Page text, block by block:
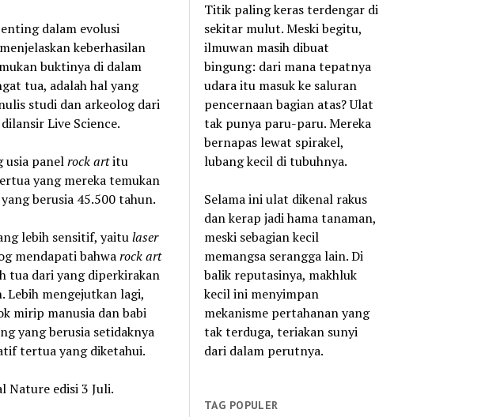
dalam evolusi
keberhasilan
buktinya di dalam
tua, adalah hal yang
studi dan arkeolog dari
Live Science.
usia panelrock artitu
yang mereka temukan
berusia 45.500 tahun.
lebih sensitif, yaitulaser
mendapati bahwarock art
tua dari yang diperkirakan
Lebih mengejutkan lagi,
mirip manusia dan babi
yang berusia setidaknya
tertua yang diketahui.
Nature edisi 3 Juli.
Titik paling keras terdengar di
sekitar mulut. Meski begitu,
ilmuwan masih dibuat
bingung: dari mana tepatnya
udara itu masuk ke saluran
pencernaan bagian atas? Ulat
tak punya paru-paru. Mereka
bernapas lewat spirakel,
lubang kecil di tubuhnya.
Selama ini ulat dikenal rakus
dan kerap jadi hama tanaman,
meski sebagian kecil
memangsa serangga lain. Di
balik reputasinya, makhluk
kecil ini menyimpan
mekanisme pertahanan yang
tak terduga, teriakan sunyi
dari dalam perutnya.
TAG POPULER